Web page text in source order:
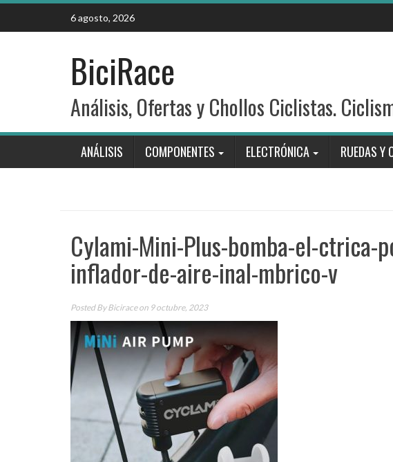
Skip
content
6 agosto, 2026
BiciRace
Análisis, Ofertas y Chollos Ciclistas.
ANÁLISIS COMPONENTES ELECTRÓNICA RUEDAS Y
Cylami-Mini-Plus-bomba-el-
inflador-de-aire-inal-mbrico-v
Posted ByBiciraceon 9 octubre, 2023